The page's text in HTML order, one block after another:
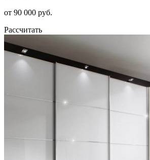
от 90 000 руб.
Рассчитать